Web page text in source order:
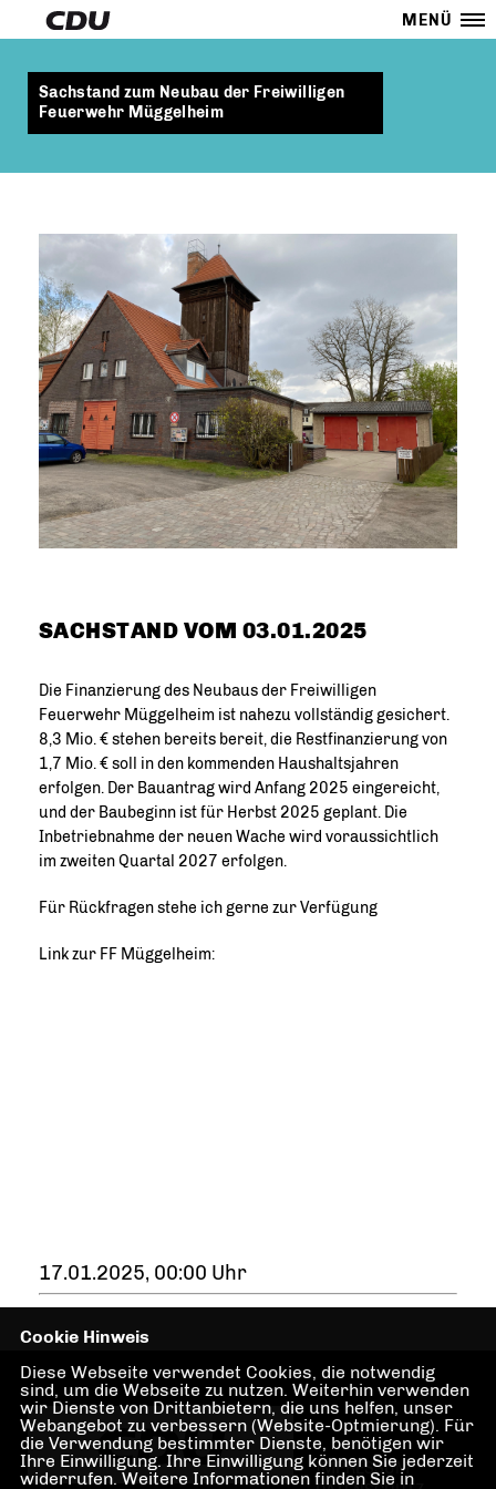
MENÜ
Sachstand zum Neubau der Freiwilligen
Feuerwehr Müggelheim
SACHSTAND VOM 03.01.2025
Die Finanzierung des Neubaus der Freiwilligen
Feuerwehr Müggelheim ist nahezu vollständig gesichert.
8,3 Mio. € stehen bereits bereit, die Restfinanzierung von
1,7 Mio. € soll in den kommenden Haushaltsjahren
erfolgen. Der Bauantrag wird Anfang 2025 eingereicht,
und der Baubeginn ist für Herbst 2025 geplant. Die
Inbetriebnahme der neuen Wache wird voraussichtlich
im zweiten Quartal 2027 erfolgen.
Für Rückfragen stehe ich gerne zur Verfügung
Link zur FF Müggelheim:
17.01.2025, 00:00 Uhr
IMPRESSUM
Cookie Hinweis
Diese Webseite verwendet Cookies, die notwendig
sind, um die Webseite zu nutzen. Weiterhin verwenden
wir Dienste von Drittanbietern, die uns helfen, unser
Webangebot zu verbessern (Website-Optmierung). Für
die Verwendung bestimmter Dienste, benötigen wir
Ihre Einwilligung. Ihre Einwilligung können Sie jederzeit
widerrufen. Weitere Informationen finden Sie in